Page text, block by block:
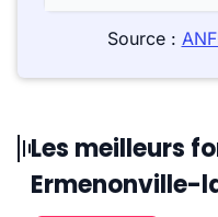
Source :
Les meilleurs
Ermenonville-